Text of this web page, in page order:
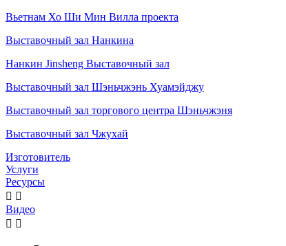
Вьетнам Хо Ши Мин Вилла проекта
Выставочный зал Нанкина
Нанкин Jinsheng Выставочный зал
Выставочный зал Шэньчжэнь Хуамэйджу
Выставочный зал торгового центра Шэньчжэня
Выставочный зал Чжухай
Изготовитель
Услуги
Ресурсы
 
Видео
 